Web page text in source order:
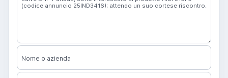
Nome o azienda